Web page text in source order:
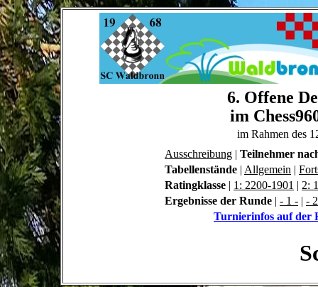
6. Offene
im
im Rahmen des
Ausschreibung | Teilnehmer
Tabellenstände | Allgemein |
Ratingklasse | 1: 2200-1901 | 2:
Ergebnisse der Runde | - 1 - | -
Turnierinfos auf der